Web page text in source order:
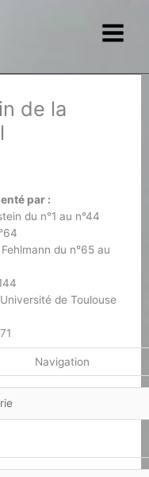
de la
par :
du n°1 au n°44
du n°65 au
de Toulouse
Navigation